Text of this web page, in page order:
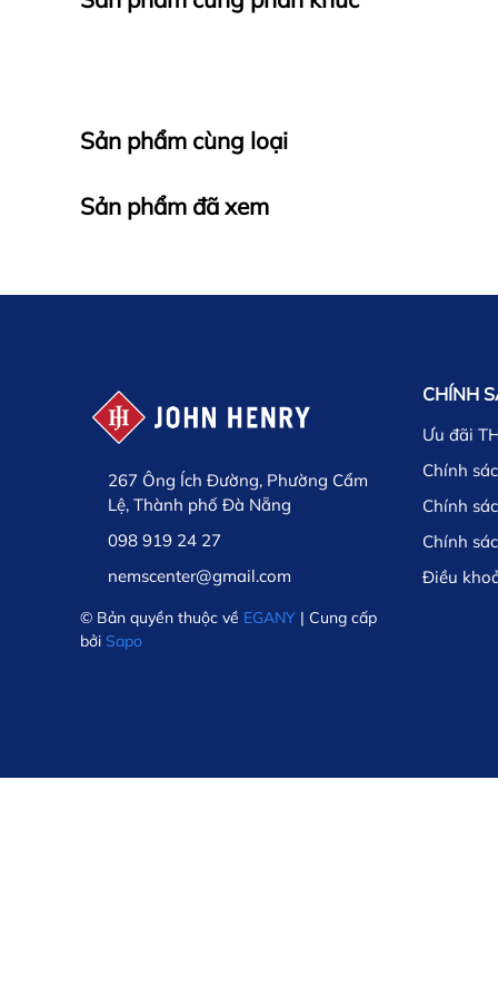
Sản phẩm cùng loại
Sản phẩm đã xem
267 Ông Ích Đường, Phường Cẩm
Lệ, Thành phố Đà Nẵng
098 919 24 27
nemscenter@gmail.com
© Bản quyền thuộc về EGANY | Cung cấp
bởi Sapo
CHÍNH
Ưu đãi
Chính
Chính
Chính
Điều